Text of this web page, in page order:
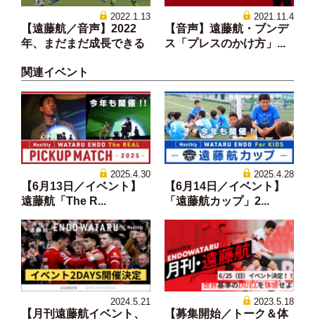
2022.1.13
【遠藤航／音声】2022
年、まだまだ成長できる
2021.11.4
【音声】遠藤航・ブンデ
ス「プレスのかけ方」...
関連イベント
2025.4.30
【6月13日／イベント】
遠藤航「The R...
2025.4.28
【6月14日／イベント】
「遠藤航カップ」2...
2024.5.21
【月刊遠藤航イベント、
2023.5.18
【募集開始／トーク＆体